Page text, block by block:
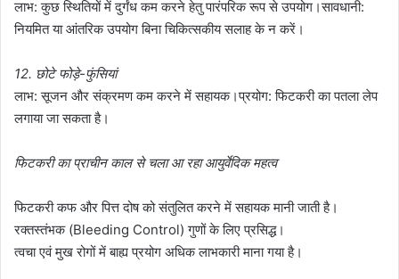
लाभ: कुछ स्थितियों में दुर्गंध कम करने हेतु पारंपरिक रूप से उपयोग।सावधानी:
नियमित या आंतरिक उपयोग बिना चिकित्सकीय सलाह के न करें।
12. छोटे फोड़े-फुंसियां
लाभ: सूजन और संक्रमण कम करने में सहायक।प्रयोग: फिटकरी का पतला लेप
लगाया जा सकता है।
फिटकरी का प्राचीन काल से चला आ रहा आयुर्वेदिक महत्व
फिटकरी कफ और पित्त दोष को संतुलित करने में सहायक मानी जाती है।
रक्तस्तंभक (Bleeding Control) गुणों के लिए प्रसिद्ध।
त्वचा एवं मुख रोगों में बाह्य प्रयोग अधिक लाभकारी माना गया है।